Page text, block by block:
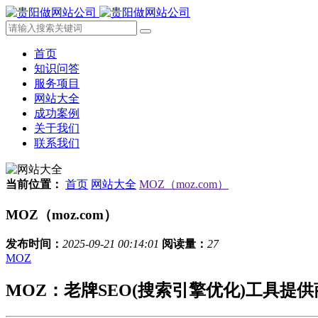
首页
知识问答
服务项目
网站大全
成功案例
关于我们
联系我们
当前位置： 首页 网站大全 MOZ（moz.com）
MOZ（moz.com）
发布时间： 2025-09-21 00:14:01 阅读量： 27
MOZ
MOZ：老牌SEO(搜索引擎优化)工具提供